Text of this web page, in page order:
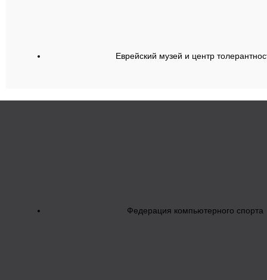
Еврейский музей и центр
Федерация компьютерного спорта